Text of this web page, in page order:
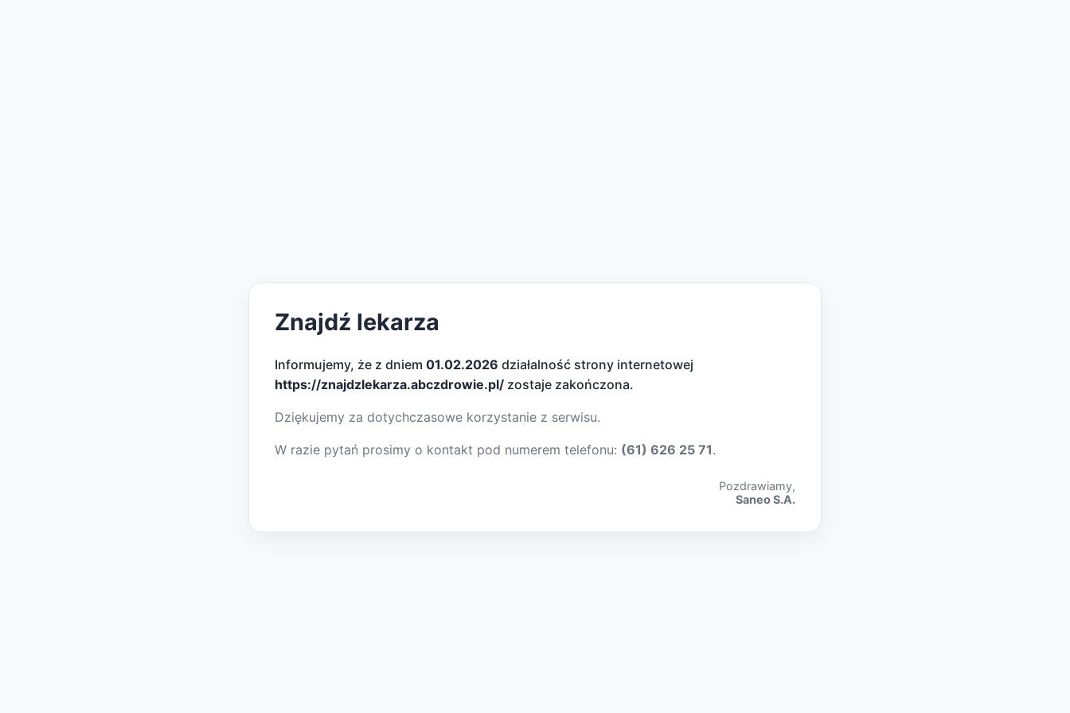
Znajdź lekarza
Informujemy, że z dniem 01.02.2026 działalność strony internetowej
https://znajdzlekarza.abczdrowie.pl/ zostaje zakończona.
Dziękujemy za dotychczasowe korzystanie z serwisu.
W razie pytań prosimy o kontakt pod numerem telefonu: (61) 626 25 71.
Pozdrawiamy,
Saneo S.A.